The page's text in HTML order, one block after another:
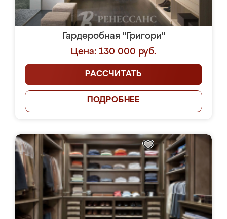
Гардеробная "Григори"
Цена: 130 000 руб.
РАССЧИТАТЬ
ПОДРОБНЕЕ